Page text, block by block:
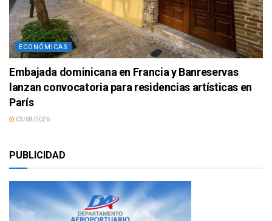
ECONÓMICAS
Embajada dominicana en Francia y Banreservas
lanzan convocatoria para residencias artísticas en
París
03/08/2026
PUBLICIDAD